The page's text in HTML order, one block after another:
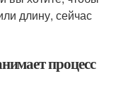
длину, сейчас
процесс